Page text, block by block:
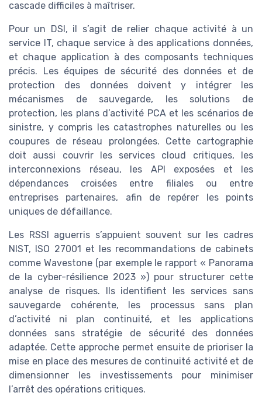
cascade difficiles à maîtriser.
Pour un DSI, il s’agit de relier chaque activité à un
service IT, chaque service à des applications données,
et chaque application à des composants techniques
précis. Les équipes de sécurité des données et de
protection des données doivent y intégrer les
mécanismes de sauvegarde, les solutions de
protection, les plans d’activité PCA et les scénarios de
sinistre, y compris les catastrophes naturelles ou les
coupures de réseau prolongées. Cette cartographie
doit aussi couvrir les services cloud critiques, les
interconnexions réseau, les API exposées et les
dépendances croisées entre filiales ou entre
entreprises partenaires, afin de repérer les points
uniques de défaillance.
Les RSSI aguerris s’appuient souvent sur les cadres
NIST, ISO 27001 et les recommandations de cabinets
comme Wavestone (par exemple le rapport « Panorama
de la cyber-résilience 2023 ») pour structurer cette
analyse de risques. Ils identifient les services sans
sauvegarde cohérente, les processus sans plan
d’activité ni plan continuité, et les applications
données sans stratégie de sécurité des données
adaptée. Cette approche permet ensuite de prioriser la
mise en place des mesures de continuité activité et de
dimensionner les investissements pour minimiser
l’arrêt des opérations critiques.